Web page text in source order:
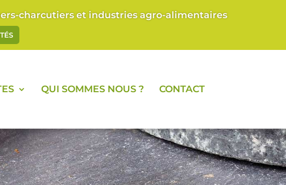
charcutiers et industries agro-alimentaires
QUI SOMMES NOUS ? CONTACT